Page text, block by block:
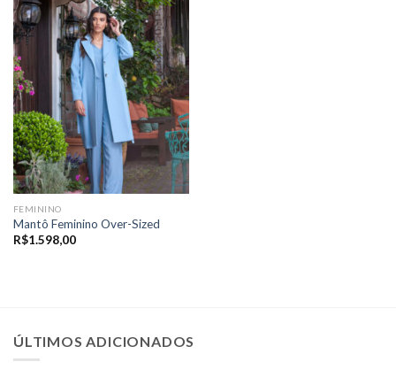
FEMININO
Mantô Feminino Over-Sized
R$1.598,00
ÚLTIMOS ADICIONADOS